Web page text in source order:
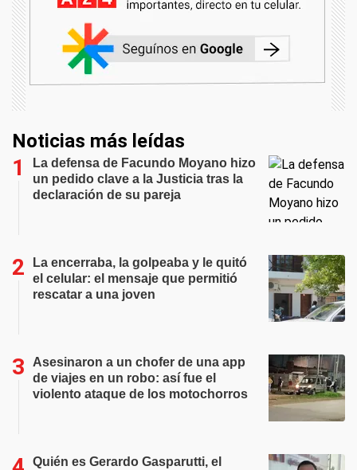
Noticias más leídas
La defensa de Facundo Moyano hizo
un pedido clave a la Justicia tras la
declaración de su pareja
La encerraba, la golpeaba y le quitó
el celular: el mensaje que permitió
rescatar a una joven
Asesinaron a un chofer de una app
de viajes en un robo: así fue el
violento ataque de los motochorros
Quién es Gerardo Gasparutti, el